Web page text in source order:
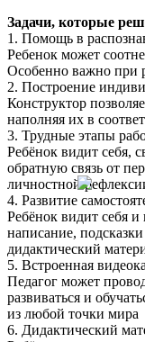
Задачи, которые
1. Помощь в
Ребенок может
Особенно важно при
2. Построение
Конструктор
наполняя их в
3. Трудные этапы
Ребёнок видит себя,
обратную связь от
личностной
4. Развитие
Ребёнок видит себя
написание,
дидактический
5. Встроенная
Педагог может
развиваться и
из любой точки мира
6. Дидактический